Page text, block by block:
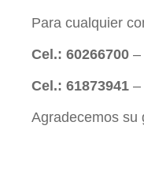
Para cualquier
Cel.: 60266700 –
Cel.: 61873941 –
Agradecemos su